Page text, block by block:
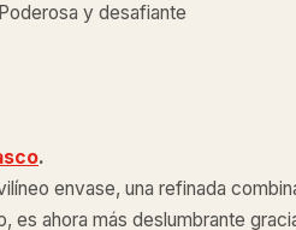
Poderosa y desafiante
.
envase, una refinada
es ahora más deslumbrante